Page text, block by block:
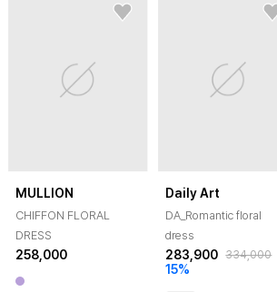
MULLION
CHIFFON FLORAL
DRESS
258,000
Daily Art
DA_Romantic floral
dress
283,900 334,000
15%